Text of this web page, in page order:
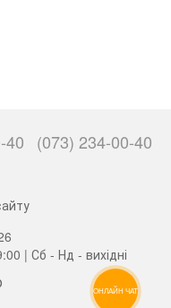
40 (073) 234-00-40
| Сб - Нд - вихідні
ОНЛАЙН ЧАТ